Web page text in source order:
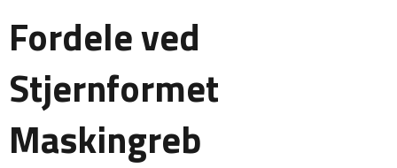
Fordele ved
Stjernformet
Maskingreb